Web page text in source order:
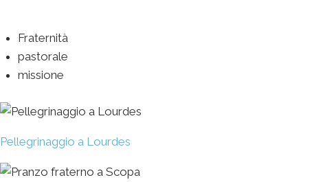
Fraternità
pastorale
missione
Pellegrinaggio a Lourdes